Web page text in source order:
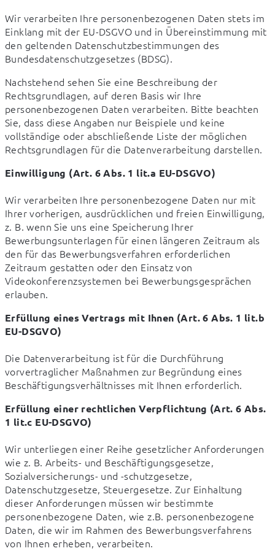
Wir verarbeiten Ihre personenbezogenen Daten stets im
Einklang mit der EU-DSGVO und in Übereinstimmung mit
den geltenden Datenschutzbestimmungen des
Bundesdatenschutzgesetzes (BDSG).
Nachstehend sehen Sie eine Beschreibung der
Rechtsgrundlagen, auf deren Basis wir Ihre
personenbezogenen Daten verarbeiten. Bitte beachten
Sie, dass diese Angaben nur Beispiele und keine
vollständige oder abschließende Liste der möglichen
Rechtsgrundlagen für die Datenverarbeitung darstellen.
Einwilligung (Art. 6 Abs. 1 lit.a EU-DSGVO)
Wir verarbeiten Ihre personenbezogene Daten nur mit
Ihrer vorherigen, ausdrücklichen und freien Einwilligung,
z. B. wenn Sie uns eine Speicherung Ihrer
Bewerbungsunterlagen für einen längeren Zeitraum als
den für das Bewerbungsverfahren erforderlichen
Zeitraum gestatten oder den Einsatz von
Videokonferenzsystemen bei Bewerbungsgesprächen
erlauben.
Erfüllung eines Vertrags mit Ihnen (Art. 6 Abs. 1 lit.b
EU-DSGVO)
Die Datenverarbeitung ist für die Durchführung
vorvertraglicher Maßnahmen zur Begründung eines
Beschäftigungsverhältnisses mit Ihnen erforderlich.
Erfüllung einer rechtlichen Verpflichtung (Art. 6 Abs.
1 lit.c EU-DSGVO)
Wir unterliegen einer Reihe gesetzlicher Anforderungen
wie z. B. Arbeits- und Beschäftigungsgesetze,
Sozialversicherungs- und -schutzgesetze,
Datenschutzgesetze, Steuergesetze. Zur Einhaltung
dieser Anforderungen müssen wir bestimmte
personenbezogene Daten, wie z.B. personenbezogene
Daten, die wir im Rahmen des Bewerbungsverfahrens
von Ihnen erheben, verarbeiten.